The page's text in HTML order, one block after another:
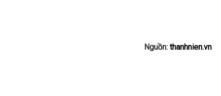
Nguồn: thanhnien.vn